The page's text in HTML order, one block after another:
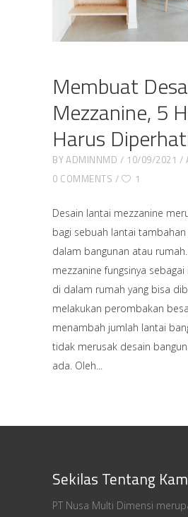
Membuat
Mezzanine, 5
Harus
BYADMINNMD 10/09/2021
0 COMMENTS
1
Desain lantai mezzanine
bagi sebuah lantai
dalam bangunan atau
mezzanine fungsinya
di dalam rumah yang bisa
melakukan perombakan
menambah jumlah lantai
tidak merusak desain
ada. Oleh
Sekilas Tentang
PT Nusa Multi Dimensi